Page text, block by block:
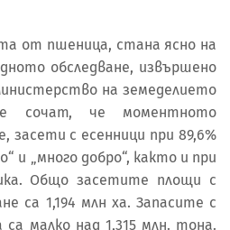
от пшеница, стана ясно на
обследване, извършено
на земеделието
сочат, че моментното
засети с есенници при 89,6%
и „много добро“, както и при
Общо засетите площи с
са 1,194 млн ха. Запасите с
малко над 1,315 млн. тона.